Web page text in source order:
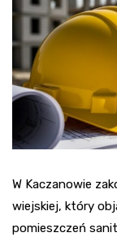
W Kaczanowie
wiejskiej, który
pomieszczeń